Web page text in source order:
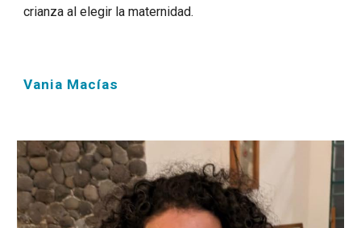
crianza al elegir la maternidad.
Vania Macías